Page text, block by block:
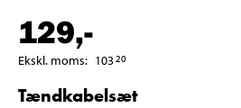
129,-
Ekskl. moms: 10320
Tændkabelsæt